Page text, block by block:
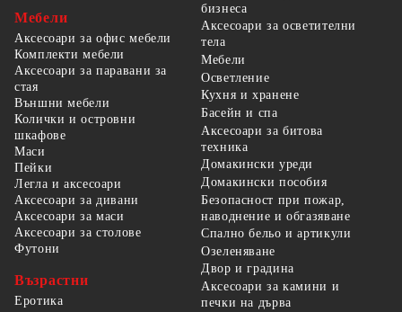
Мебели
Аксесоари за офис мебели
Комплекти мебели
Аксесоари за паравани за
стая
Външни мебели
Колички и островни
шкафове
Маси
Пейки
Легла и аксесоари
Аксесоари за дивани
Аксесоари за маси
Аксесоари за столове
Футони
Възрастни
Еротика
бизнеса
Аксесоари за осветителни
тела
Мебели
Осветление
Кухня и хранене
Басейн и спа
Аксесоари за битова
техника
Домакински уреди
Домакински пособия
Безопасност при пожар,
наводнение и обгазяване
Спално бельо и артикули
Озеленяване
Двор и градина
Аксесоари за камини и
печки на дърва